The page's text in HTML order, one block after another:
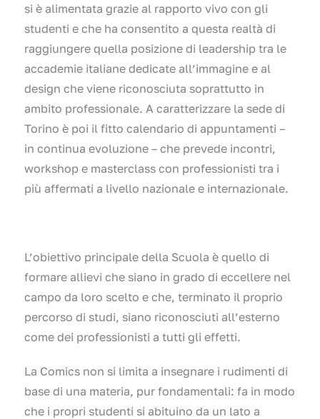
si è alimentata grazie al rapporto vivo con gli
studenti e che ha consentito a questa realtà di
raggiungere quella posizione di leadership tra le
accademie italiane dedicate all’immagine e al
design che viene riconosciuta soprattutto in
ambito professionale. A caratterizzare la sede di
Torino è poi il fitto calendario di appuntamenti –
in continua evoluzione – che prevede incontri,
workshop e masterclass con professionisti tra i
più affermati a livello nazionale e internazionale.
L’obiettivo principale della Scuola è quello di
formare allievi che siano in grado di eccellere nel
campo da loro scelto e che, terminato il proprio
percorso di studi, siano riconosciuti all’esterno
come dei professionisti a tutti gli effetti.
La Comics non si limita a insegnare i rudimenti di
base di una materia, pur fondamentali: fa in modo
che i propri studenti si abituino da un lato a